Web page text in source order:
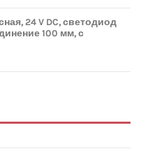
24 V DC, светодиод
100 мм, с